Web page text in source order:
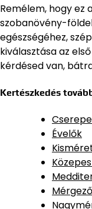
Remélem, hogy ez
szobanövény-
egészségéhez,
kiválasztása az
kérdésed van,
Kertészkedés
Évelők